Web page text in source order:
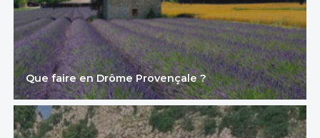
Que faire en Drôme Provençale ?